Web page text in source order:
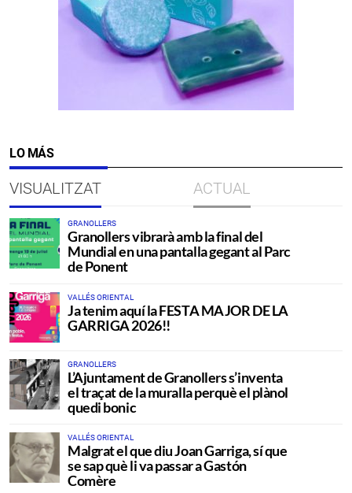
LO MÁS
VISUALITZAT ACTUAL
GRANOLLERS
Granollers vibrarà amb la final del
Mundial en una pantalla gegant al Parc
de Ponent
VALLÉS ORIENTAL
Ja tenim aquí la FESTA MAJOR DE LA
GARRIGA 2026!!
GRANOLLERS
L’Ajuntament de Granollers s’inventa
el traçat de la muralla perquè el plànol
quedi bonic
VALLÉS ORIENTAL
Malgrat el que diu Joan Garriga, sí que
se sap què li va passar a Gastón
Comère